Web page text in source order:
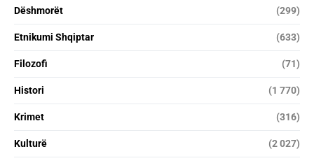
Dëshmorët (299)
Etnikumi Shqiptar (633)
Filozofi (71)
Histori (1 770)
Krimet (316)
Kulturë (2 027)